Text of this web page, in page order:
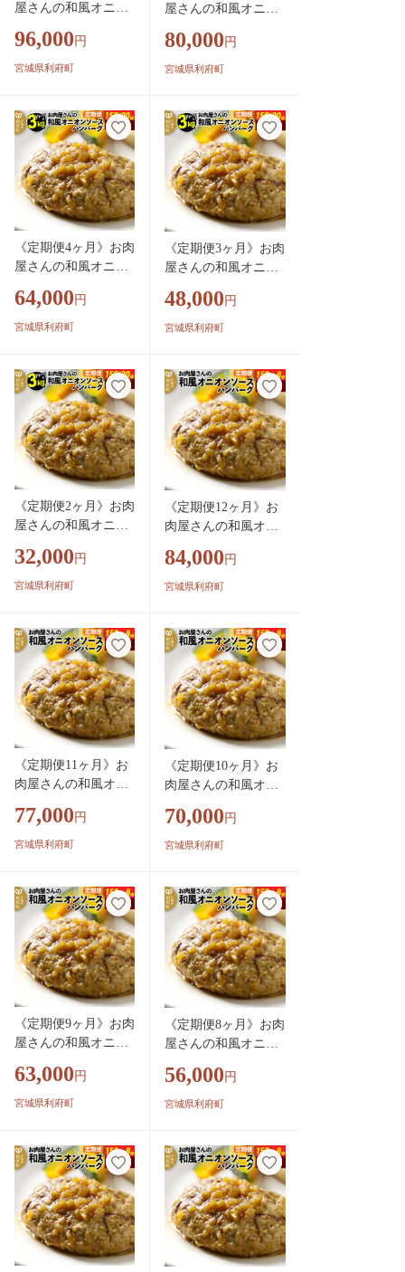
屋さんの和風オニオ
(150g×20個)×6回 [大
容量 ハンバーグ 肉
煎 個別包装 小分 お
弁当 便利 お試し]
96,000 円
宮城県利府町
屋さんの和風オニオ
(150g×20個)×5回 [大
容量 ハンバーグ 肉
煎 個別包装 小分 お
弁当 便利 お試し]
80,000 円
宮城県利府町
《定期便4ヶ月》お肉
屋さんの和風オニオ
(150g×20個)×4回 [大
容量 ハンバーグ 肉
煎 個別包装 小分 お
弁当 便利 お試し]
64,000 円
宮城県利府町
《定期便3ヶ月》お肉
屋さんの和風オニオ
(150g×20個)×3回 [大
容量 ハンバーグ 肉
煎 個別包装 小分 お
弁当 便利 お試し]
48,000 円
宮城県利府町
《定期便2ヶ月》お肉
屋さんの和風オニオ
(150g×20個)×2回 [大
容量 ハンバーグ 肉
煎 個別包装 小分 お
弁当 便利 お試し]
32,000 円
宮城県利府町
《定期便12ヶ月》お
肉屋さんの和風オニ
グ (150g×8個)×12回
[肉 おかず 惣菜 個包
包装 小分 お弁当 便
利 レンジ お試し]
84,000 円
宮城県利府町
《定期便11ヶ月》お
肉屋さんの和風オニ
グ (150g×8個)×11回
[肉 おかず 惣菜 個包
包装 小分 お弁当 便
利 レンジ お試し]
77,000 円
宮城県利府町
《定期便10ヶ月》お
肉屋さんの和風オニ
グ (150g×8個)×10回
[肉 おかず 惣菜 個包
包装 小分 お弁当 便
利 レンジ お試し]
70,000 円
宮城県利府町
《定期便9ヶ月》お肉
屋さんの和風オニオ
(150g×8個)×9回 [肉
おかず 惣菜 個包装
装 小分 お弁当 便利
レンジ お試し]
63,000 円
宮城県利府町
《定期便8ヶ月》お肉
屋さんの和風オニオ
(150g×8個)×8回 [肉
おかず 惣菜 個包装
小分 お弁当 便利 レ
ンジ お試し]
56,000 円
宮城県利府町